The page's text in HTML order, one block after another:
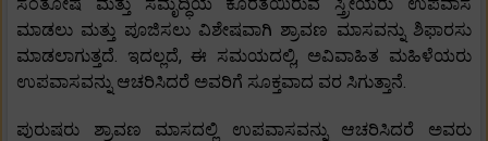
ಮಾಡಲು ಮತ್ತು ಪೂಜಿಸಲು ವಿಶೇಷವಾಗಿ ಶ್ರಾವಣ ಮಾಸವನ್ನು ಶಿಫಾರಸು
ಮಾಡಲಾಗುತ್ತದೆ. ಇದಲ್ಲದೆ, ಈ ಸಮಯದಲ್ಲಿ, ಅವಿವಾಹಿತ ಮಹಿಳೆಯರು
ಉಪವಾಸವನ್ನು ಆಚರಿಸಿದರೆ ಅವರಿಗೆ ಸೂಕ್ತವಾದ ವರ ಸಿಗುತ್ತಾನೆ.
ಪುರುಷರು ಶ್ರಾವಣ ಮಾಸದಲ್ಲಿ ಉಪವಾಸವನ್ನು ಆಚರಿಸಿದರೆ ಅವರು